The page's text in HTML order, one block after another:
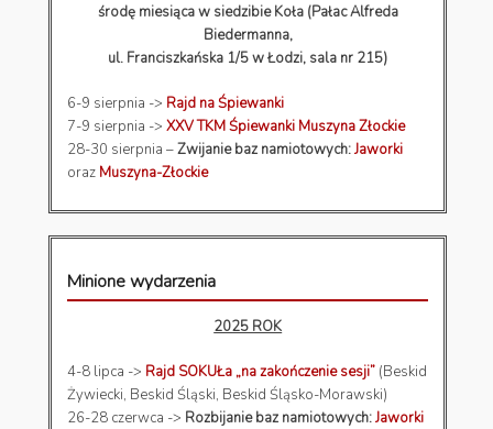
środę miesiąca w siedzibie Koła (Pałac Alfreda
Biedermanna,
ul. Franciszkańska 1/5 w Łodzi, sala nr 215)
6-9 sierpnia -> Rajd na Śpiewanki
7-9 sierpnia ->XXV TKM Śpiewanki Muszyna Złockie
28-30 sierpnia –Zwijanie baz namiotowych:Jaworki
oraz Muszyna-Złockie
Minione wydarzenia
2025 ROK
4-8 lipca -> Rajd SOKUŁa „na zakończenie sesji” (Beskid
Żywiecki, Beskid Śląski, Beskid Śląsko-Morawski)
26-28 czerwca -> Rozbijanie baz namiotowych:Jaworki